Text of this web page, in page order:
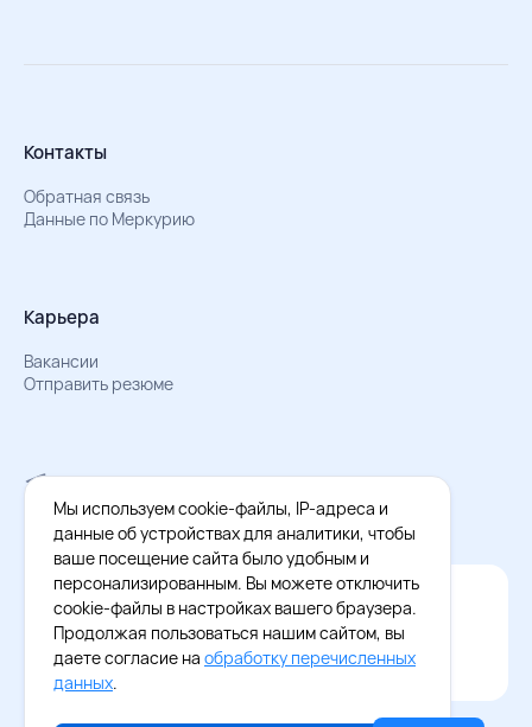
Контакты
Обратная связь
Данные по Меркурию
Карьера
Вакансии
Отправить резюме
Мы в Телеграм
Документы об обработке персональных данных
Охрана труда – результаты СОУТ
Официальное приложение Восток - Запад
Cкачайте бесплатное приложение
Мы используем cookie-файлы, IP-адреса и
данные об устройствах для аналитики, чтобы
ваше посещение сайта было удобным и
персонализированным. Вы можете отключить
cookie-файлы в настройках вашего браузера.
Продолжая пользоваться нашим сайтом, вы
даете согласие на обработку перечисленных
данных.